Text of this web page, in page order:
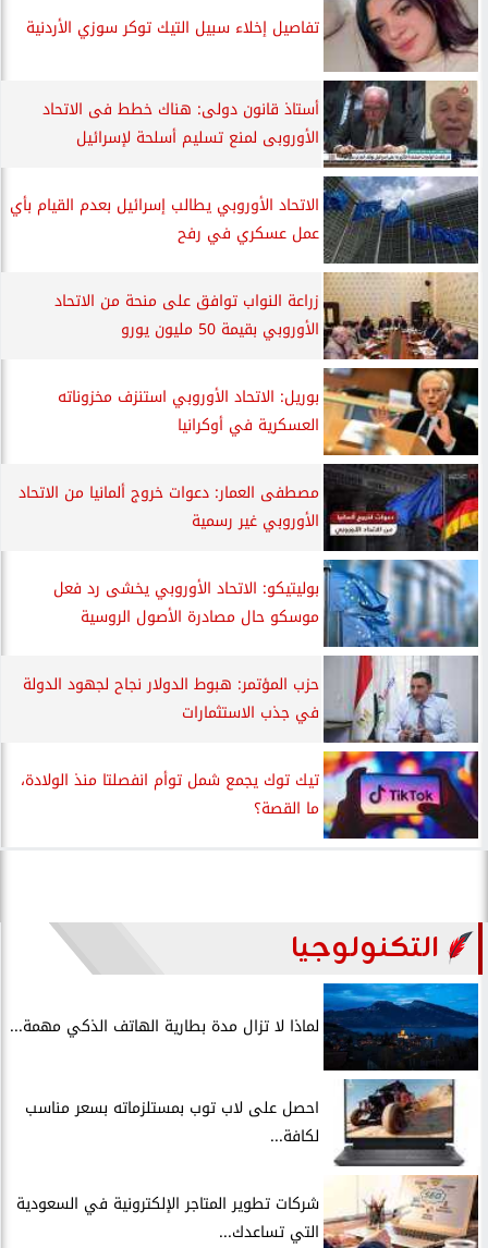
تفاصيل إخلاء سبيل التيك توكر سوزي الأردنية
أستاذ قانون دولى: هناك خطط فى الاتحاد
الأوروبى لمنع تسليم أسلحة لإسرائيل
الاتحاد الأوروبي يطالب إسرائيل بعدم القيام بأي
عمل عسكري في رفح
زراعة النواب توافق على منحة من الاتحاد
الأوروبي بقيمة 50 مليون يورو
بوريل: الاتحاد الأوروبي استنزف مخزوناته
العسكرية في أوكرانيا
مصطفى العمار: دعوات خروج ألمانيا من الاتحاد
الأوروبي غير رسمية
بوليتيكو: الاتحاد الأوروبي يخشى رد فعل
موسكو حال مصادرة الأصول الروسية
حزب المؤتمر: هبوط الدولار نجاح لجهود الدولة
في جذب الاستثمارات
تيك توك يجمع شمل توأم انفصلتا منذ الولادة،
ما القصة؟
التكنولوجيا
لماذا لا تزال مدة بطارية الهاتف الذكي مهمة...
احصل على لاب توب بمستلزماته بسعر مناسب
لكافة...
شركات تطوير المتاجر الإلكترونية في السعودية
التي تساعدك...